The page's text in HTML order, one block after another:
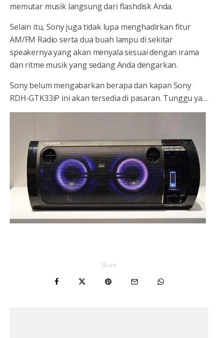
memutar musik langsung dari flashdisk Anda.
Selain itu, Sony juga tidak lupa menghadirkan fitur
AM/FM Radio serta dua buah lampu di sekitar
speakernya yang akan menyala sesuai dengan irama
dan ritme musik yang sedang Anda dengarkan.
Sony belum mengabarkan berapa dan kapan Sony
RDH-GTK33iP ini akan tersedia di pasaran. Tunggu ya…
Share